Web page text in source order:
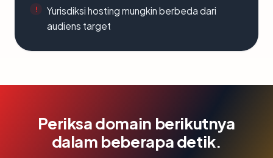
Yurisdiksi hosting mungkin berbeda dari
audiens target
Periksa domain berikutnya
dalam beberapa detik.